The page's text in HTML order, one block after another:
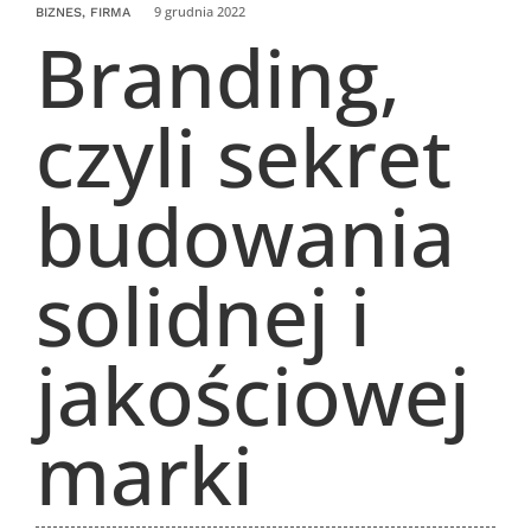
BIZNES, FIRMA 9 grudnia 2022
Branding,
czyli sekret
budowania
solidnej i
jakościowej
marki